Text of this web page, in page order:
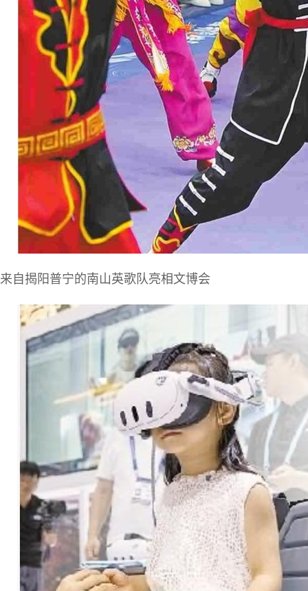
来自揭阳普宁的南山英歌队亮相文博会